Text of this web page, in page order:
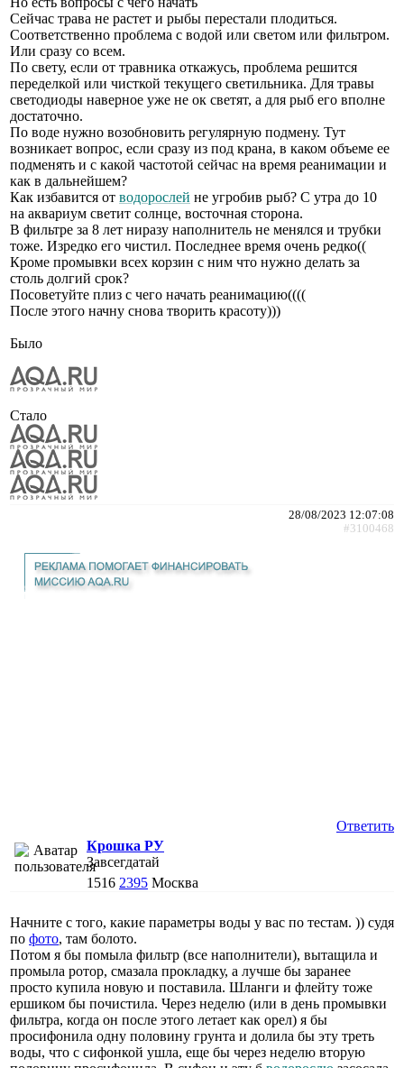
Сейчас трава не растет и рыбы перестали плодиться.
Соответственно проблема с водой или светом или фильтром.
Или сразу со всем.
По свету, если от травника откажусь, проблема решится
переделкой или чисткой текущего светильника. Для травы
светодиоды наверное уже не ок светят, а для рыб его вполне
достаточно.
По воде нужно возобновить регулярную подмену. Тут
возникает вопрос, если сразу из под крана, в каком объеме ее
подменять и с какой частотой сейчас на время реанимации и
как в дальнейшем?
Как избавится от водорослей не угробив рыб? С утра до 10
на аквариум светит солнце, восточная сторона.
В фильтре за 8 лет ниразу наполнитель не менялся и трубки
тоже. Изредко его чистил. Последнее время очень редко((
Кроме промывки всех корзин с ним что нужно делать за
столь долгий срок?
Посоветуйте плиз с чего начать реанимацию((((
После этого начну снова творить красоту)))
Было
Стало
28/08/2023 12:07:08
#3100468
Ответить
Крошка РУ
Завсегдатай
1516 2395 Москва
Начните с того, какие параметры воды у вас по тестам. )) судя
по фото, там болото.
Потом я бы помыла фильтр (все наполнители), вытащила и
промыла ротор, смазала прокладку, а лучше бы заранее
просто купила новую и поставила. Шланги и флейту тоже
ершиком бы почистила. Через неделю (или в день промывки
фильтра, когда он после этого летает как орел) я бы
просифонила одну половину грунта и долила бы эту треть
воды, что с сифонкой ушла, еще бы через неделю вторую